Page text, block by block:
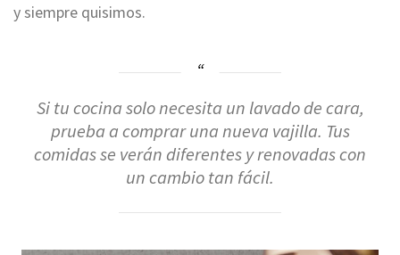
y siempre quisimos.
Si tu cocina solo necesita un lavado de cara,
prueba a comprar una nueva vajilla. Tus
comidas se verán diferentes y renovadas con
un cambio tan fácil.